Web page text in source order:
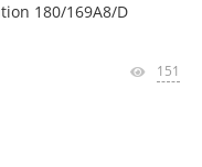
180/169A8/D
151